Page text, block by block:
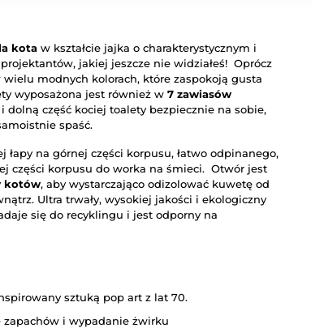
kota w kształcie jajka o charakterystycznym i
jakiej jeszcze nie widziałeś! Oprócz
modnych kolorach, które zaspokoją gusta
wyposażona jest również w 7 zawiasów
dolną część kociej toalety bezpiecznie na sobie,
spaść.
na górnej części korpusu, łatwo odpinanego,
części korpusu do worka na śmieci. Otwór jest
kotów, aby wystarczająco odizolować kuwetę od
Ultra trwały, wysokiej jakości i ekologiczny
się do recyklingu i jest odporny na
sztuką pop art z lat 70.
i wypadanie żwirku